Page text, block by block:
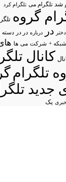
شد تلگرام می تلگرام کرد
گروه
دختر در درباره در در دسته
شبکه + شرکت می ها
کانال
تلگرام
جدید
یک